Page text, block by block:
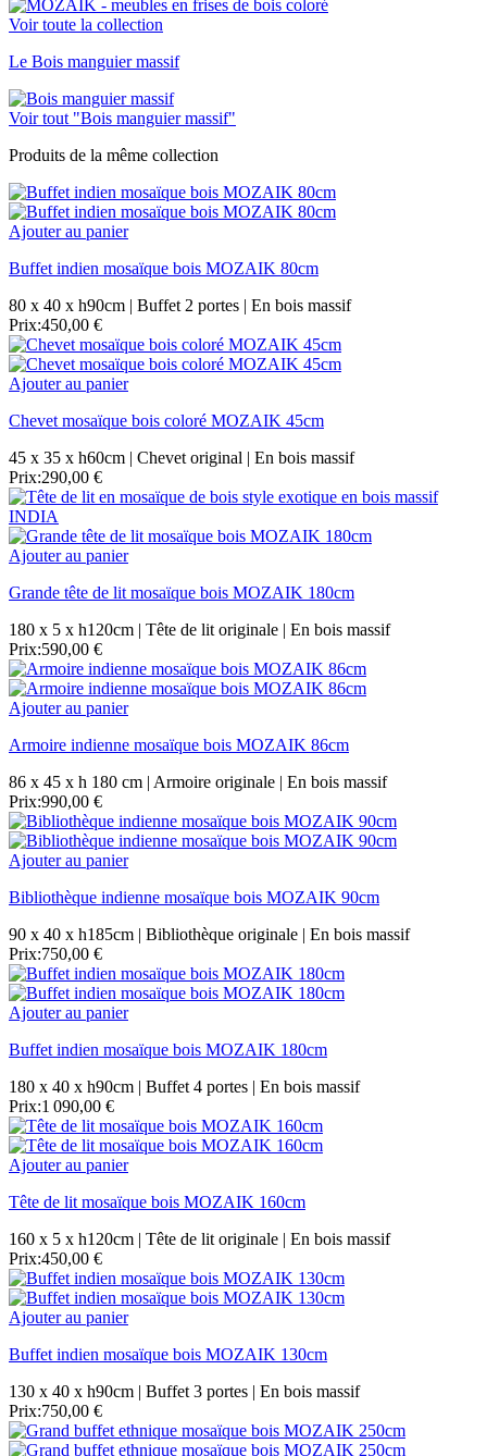
Voir toute la collection
Le Bois manguier massif
Voir tout "Bois manguier massif"
Produits de la même collection
Ajouter au panier
Buffet indien mosaïque bois MOZAIK 80cm
80 x 40 x h90cm | Buffet 2 portes | En bois massif
Prix:450,00 €
Ajouter au panier
Chevet mosaïque bois coloré MOZAIK 45cm
45 x 35 x h60cm | Chevet original | En bois massif
Prix:290,00 €
Ajouter au panier
Grande tête de lit mosaïque bois MOZAIK 180cm
180 x 5 x h120cm | Tête de lit originale | En bois massif
Prix:590,00 €
Ajouter au panier
Armoire indienne mosaïque bois MOZAIK 86cm
86 x 45 x h 180 cm | Armoire originale | En bois massif
Prix:990,00 €
Ajouter au panier
Bibliothèque indienne mosaïque bois MOZAIK 90cm
90 x 40 x h185cm | Bibliothèque originale | En bois massif
Prix:750,00 €
Ajouter au panier
Buffet indien mosaïque bois MOZAIK 180cm
180 x 40 x h90cm | Buffet 4 portes | En bois massif
Prix:1 090,00 €
Ajouter au panier
Tête de lit mosaïque bois MOZAIK 160cm
160 x 5 x h120cm | Tête de lit originale | En bois massif
Prix:450,00 €
Ajouter au panier
Buffet indien mosaïque bois MOZAIK 130cm
130 x 40 x h90cm | Buffet 3 portes | En bois massif
Prix:750,00 €